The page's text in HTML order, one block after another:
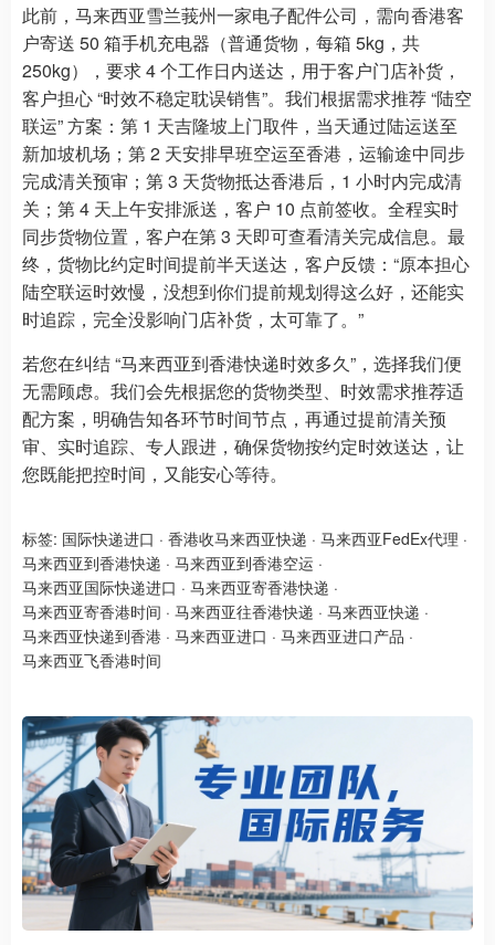
此前，马来西亚雪兰莪州一家电子配件公司，需向香港客
户寄送 50 箱手机充电器（普通货物，每箱 5kg，共
250kg），要求 4 个工作日内送达，用于客户门店补货，
客户担心 “时效不稳定耽误销售”。我们根据需求推荐 “陆空
联运” 方案：第 1 天吉隆坡上门取件，当天通过陆运送至
新加坡机场；第 2 天安排早班空运至香港，运输途中同步
完成清关预审；第 3 天货物抵达香港后，1 小时内完成清
关；第 4 天上午安排派送，客户 10 点前签收。全程实时
同步货物位置，客户在第 3 天即可查看清关完成信息。最
终，货物比约定时间提前半天送达，客户反馈：“原本担心
陆空联运时效慢，没想到你们提前规划得这么好，还能实
时追踪，完全没影响门店补货，太可靠了。”
若您在纠结 “马来西亚到香港快递时效多久”，选择我们便
无需顾虑。我们会先根据您的货物类型、时效需求推荐适
配方案，明确告知各环节时间节点，再通过提前清关预
审、实时追踪、专人跟进，确保货物按约定时效送达，让
您既能把控时间，又能安心等待。
标签: 国际快递进口 · 香港收马来西亚快递 · 马来西亚FedEx代理 ·
马来西亚到香港快递 · 马来西亚到香港空运 ·
马来西亚国际快递进口 · 马来西亚寄香港快递 ·
马来西亚寄香港时间 · 马来西亚往香港快递 · 马来西亚快递 ·
马来西亚快递到香港 · 马来西亚进口 · 马来西亚进口产品 ·
马来西亚飞香港时间